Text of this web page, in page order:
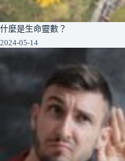
什麼是生命靈數？
2024-05-14